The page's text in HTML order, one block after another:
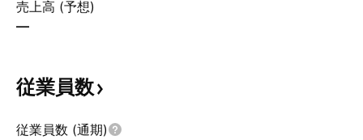
売上高 (予想)
—
従業員数
従業員数 (通期)